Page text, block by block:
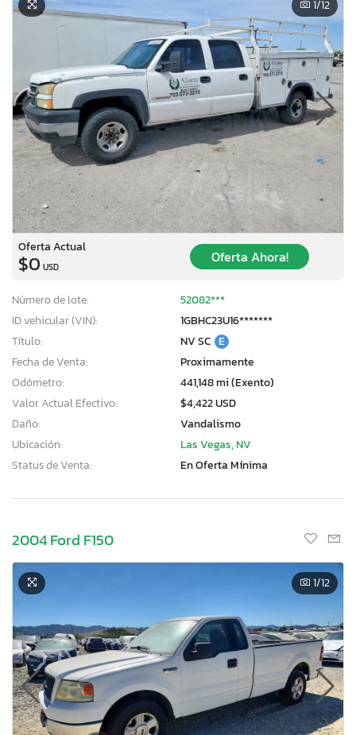
1/12
Oferta Actual
$0 USD
Oferta Ahora!
Número de lote:
52082***
ID vehicular (VIN):
1GBHC23U16*******
Título:
NV SC E
Fecha de Venta:
Proximamente
Odómetro:
441,148 mi (Exento)
Valor Actual Efectivo:
$4,422 USD
Daño:
Vandalismo
Ubicación:
Las Vegas, NV
Status de Venta:
En Oferta Mínima
2004 Ford F150
1/12